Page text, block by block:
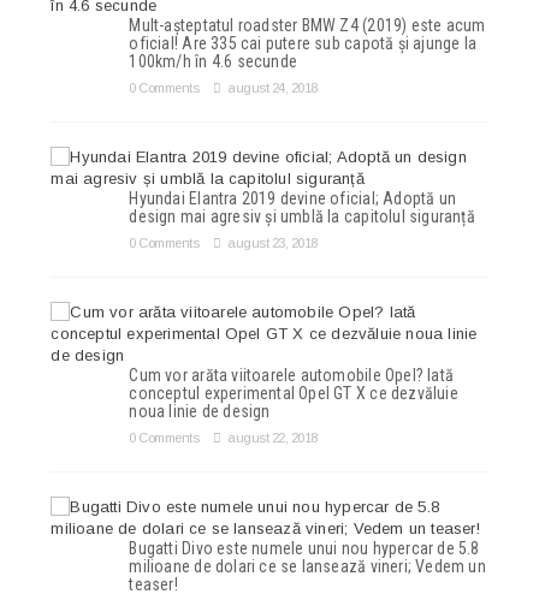
Mult-așteptatul roadster BMW Z4 (2019) este acum
oficial! Are 335 cai putere sub capotă și ajunge la
100km/h în 4.6 secunde
0 Comments august 24, 2018
Hyundai Elantra 2019 devine oficial; Adoptă un
design mai agresiv și umblă la capitolul siguranță
0 Comments august 23, 2018
Cum vor arăta viitoarele automobile Opel? Iată
conceptul experimental Opel GT X ce dezvăluie
noua linie de design
0 Comments august 22, 2018
Bugatti Divo este numele unui nou hypercar de 5.8
milioane de dolari ce se lansează vineri; Vedem un
teaser!